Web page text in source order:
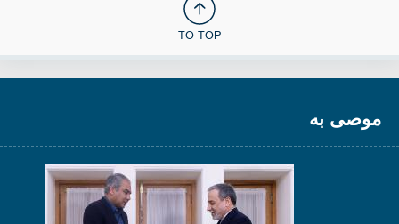
TO TOP
موصى به